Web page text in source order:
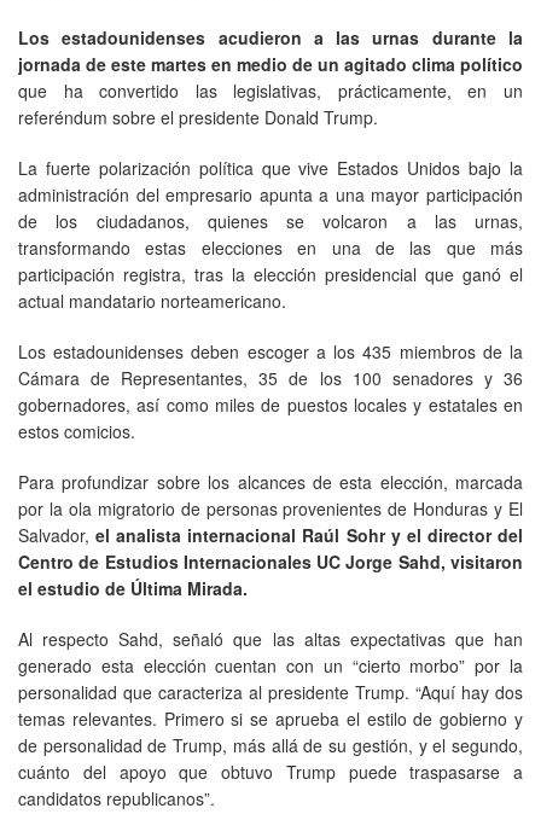
Los estadounidenses acudieron a las urnas durante la
jornada de este martes en medio de un agitado clima político
que ha convertido las legislativas, prácticamente, en un
referéndum sobre el presidente Donald Trump.
La fuerte polarización política que vive Estados Unidos bajo la
administración del empresario apunta a una mayor participación
de los ciudadanos, quienes se volcaron a las urnas,
transformando estas elecciones en una de las que más
participación registra, tras la elección presidencial que ganó el
actual mandatario norteamericano.
Los estadounidenses deben escoger a los 435 miembros de la
Cámara de Representantes, 35 de los 100 senadores y 36
gobernadores, así como miles de puestos locales y estatales en
estos comicios.
Para profundizar sobre los alcances de esta elección, marcada
por la ola migratorio de personas provenientes de Honduras y El
Salvador,el analista internacional Raúl Sohr y el director del
Centro de Estudios Internacionales UC Jorge Sahd, visitaron
el estudio de Última Mirada.
Al respecto Sahd, señaló que las altas expectativas que han
generado esta elección cuentan con un “cierto morbo” por la
personalidad que caracteriza al presidente Trump. “Aquí hay dos
temas relevantes. Primero si se aprueba el estilo de gobierno y
de personalidad de Trump, más allá de su gestión, y el segundo,
cuánto del apoyo que obtuvo Trump puede traspasarse a
candidatos republicanos”.